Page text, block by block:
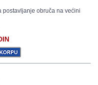
postavljanje obruča na većini